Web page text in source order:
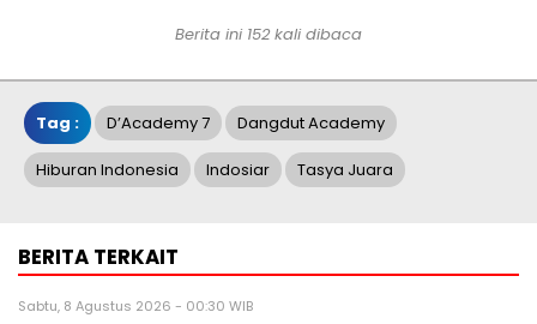
Berita ini 152 kali dibaca
Tag : D’Academy 7 Dangdut Academy
Hiburan Indonesia Indosiar Tasya Juara
BERITA TERKAIT
Sabtu, 8 Agustus 2026 - 00:30 WIB